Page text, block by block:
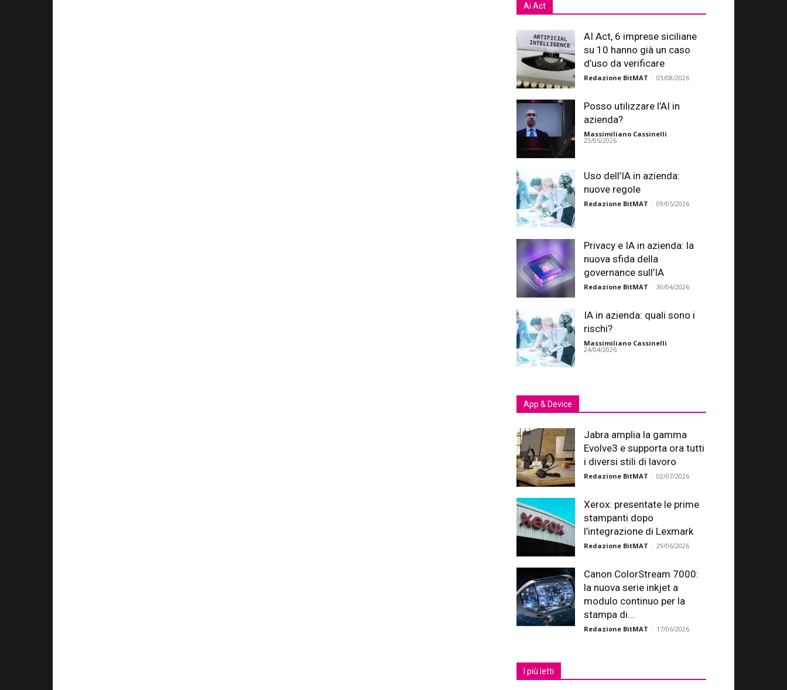
Ai Act
AI Act, 6 imprese siciliane
su 10 hanno già un caso
d’uso da verificare
Redazione BitMAT - 03/08/2026
Posso utilizzare l’AI in
azienda?
Massimiliano Cassinelli -
23/05/2026
Uso dell’IA in azienda:
nuove regole
Redazione BitMAT - 09/05/2026
Privacy e IA in azienda: la
nuova sfida della
governance sull’IA
Redazione BitMAT - 30/04/2026
IA in azienda: quali sono i
rischi?
Massimiliano Cassinelli -
24/04/2026
App & Device
Jabra amplia la gamma
Evolve3 e supporta ora tutti
i diversi stili di lavoro
Redazione BitMAT - 02/07/2026
Xerox: presentate le prime
stampanti dopo
l’integrazione di Lexmark
Redazione BitMAT - 29/06/2026
Canon ColorStream 7000:
la nuova serie inkjet a
modulo continuo per la
stampa di...
Redazione BitMAT - 17/06/2026
I più letti